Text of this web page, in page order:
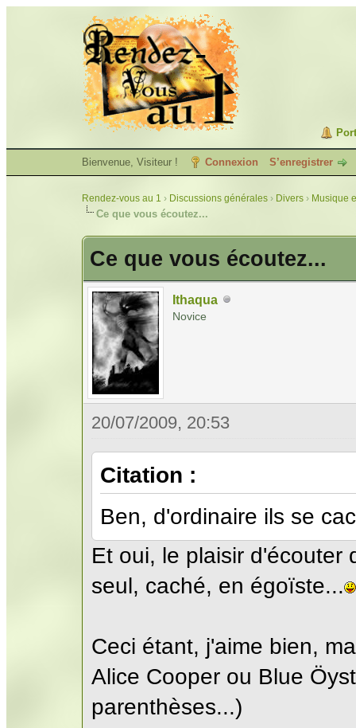
Bienvenue, Visiteur ! Connexion S’enregistrer
Rendez-vous au 1 › Discussions générales › Divers › Musique
Ce que vous écoutez...
Ce que vous écoutez...
Ithaqua
Novice
20/07/2009, 20:53
Citation :
Ben, d'ordinaire ils se
Et oui, le plaisir d'écouter
seul, caché, en égoïste...
Ceci étant, j'aime bien,
Alice Cooper ou Blue
parenthèses...)